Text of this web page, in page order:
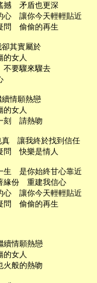
　矛盾也更深
　讓你今天輕輕貼近
　偷偷的再生
其實屬於
女人
要驟來驟去
情願熱戀
女人
　請熱吻
　讓我終於找到信任
　快樂是情人
　是你始終甘心靠近
份　重建我信心
　讓你今天輕輕貼近
　偷偷的再生
情願熱戀
女人
般的熱吻